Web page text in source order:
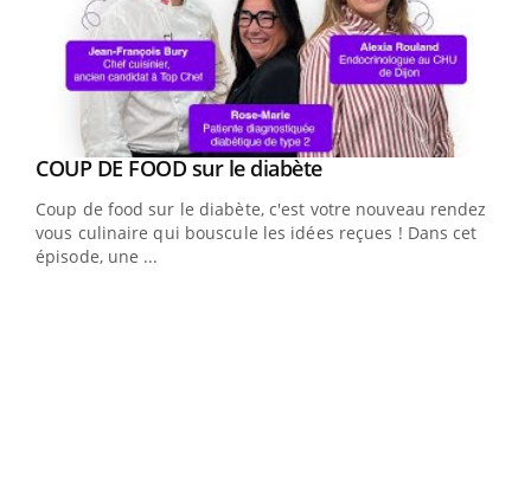
Youtube
COUP DE FOOD sur le diabèteYoutube
Coup de food sur le diabète, c'est votre nouveau rendez-
vous culinaire qui bouscule les idées reçues ! Dans cet
épisode, une ...